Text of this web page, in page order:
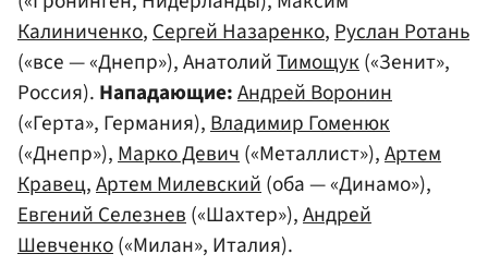
Калиниченко,Сергей Назаренко,Руслан Ротань
(«все — «Днепр»), АнатолийТимощук(«Зенит»,
Россия). Нападающие:Андрей Воронин
(«Герта», Германия),Владимир Гоменюк
(«Днепр»),Марко Девич(«Металлист»),Артем
Кравец,Артем Милевский(оба — «Динамо»),
Евгений Селезнев(«Шахтер»),Андрей
Шевченко(«Милан», Италия).